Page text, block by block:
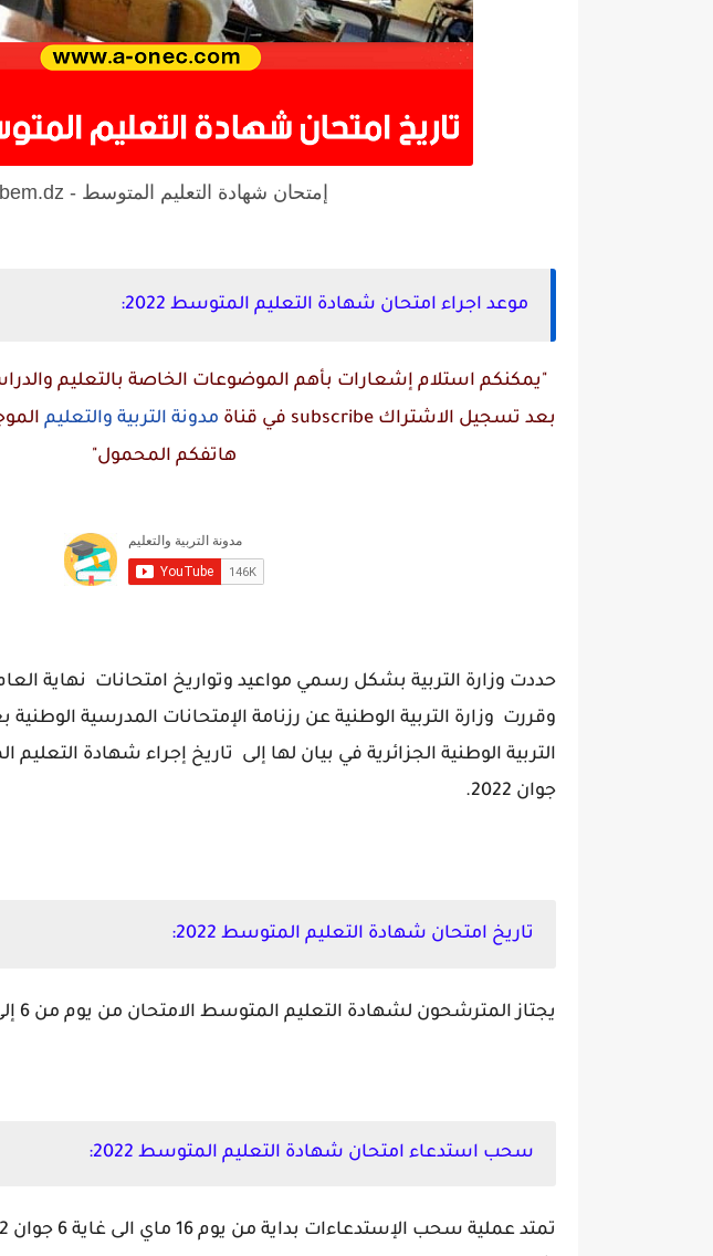
إمتحان شهادة التعليم المتوسط - bem.dz
موعد اجراء امتحان شهادة التعليم المتوسط 2022:
"يمكنكم استلام إشعارات بأهم الموضوعات الخاصة بالتعليم
بعد تسجيل الاشتراكsubscribe في قناة مدونة التربية والتعليم
هاتفكم المحمول"
جوان 2022.
تاريخ امتحان شهادة التعليم المتوسط 2022:
يجتاز المترشحون لشهادة التعليم المتوسط الامتحان من يوم من 6 إلى 8 جوان 2022.
سحب استدعاء امتحان شهادة التعليم المتوسط 2022: